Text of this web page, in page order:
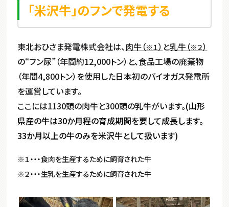
「米沢牛」のフンで発電する
東北おひさま発電株式会社は、肉牛（※１） と乳牛（※２）
の“フン尿”（年間約12,000トン）と、食品工場の廃棄物
（年間4,800トン）を使用した日本初のバイオガス発電所
を運営しています。
ここには1130頭の肉牛と300頭の乳牛がいます。(山形
県産の牛は30か月程の育成期間を要して成長します。
33か月以上の牛のみを米沢牛として扱います)
※１・・・食肉を生産するために飼育された牛
※２・・・生乳を生産するために飼育された牛